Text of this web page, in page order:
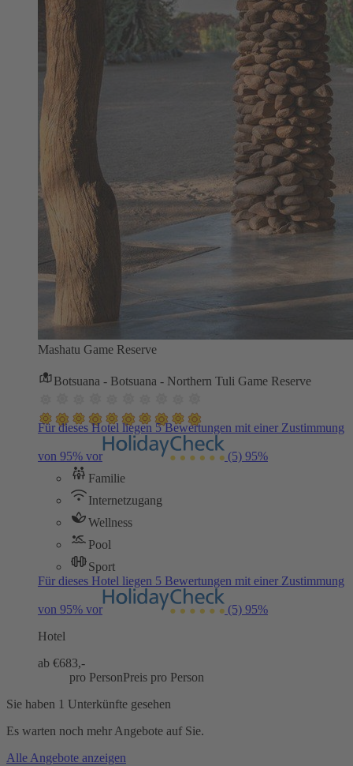
Mashatu Game Reserve
Botsuana - Botsuana - Northern Tuli Game Reserve
Für dieses Hotel liegen 5 Bewertungen mit einer Zustimmung
von 95% vor (5) 95%
Familie
Internetzugang
Wellness
Pool
Sport
Für dieses Hotel liegen 5 Bewertungen mit einer Zustimmung
von 95% vor (5) 95%
Hotel
ab €683,-
pro PersonPreis pro Person
Sie haben 1 Unterkünfte gesehen
Es warten noch mehr Angebote auf Sie.
Alle Angebote anzeigen